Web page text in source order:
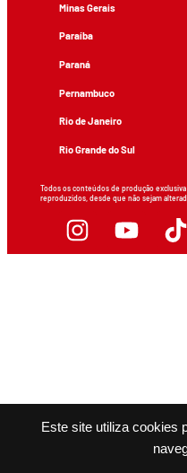
Este site utiliza cookies
Minas Gerais
Paraíba
Paraná
Pernambuco
Rio de Janeiro
Rio Grande do Sul
Todos os conteúdos de produção
reproduzidos, desde que não sejam